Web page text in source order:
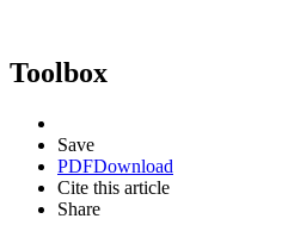
Toolbox
Save
PDFDownload
Cite this article
Share